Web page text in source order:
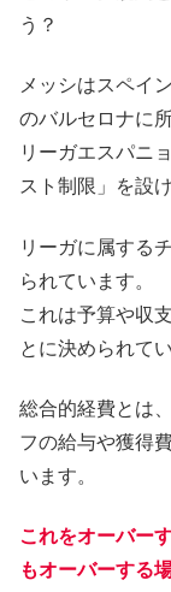
う？
メッシはスペイ
のバルセロナに
リーガエスパニ
スト制限」を設
リーガに属する
られています。
これは予算や収
とに決められてい
総合的経費とは
フの給与や獲得
います。
これをオーバー
もオーバーする